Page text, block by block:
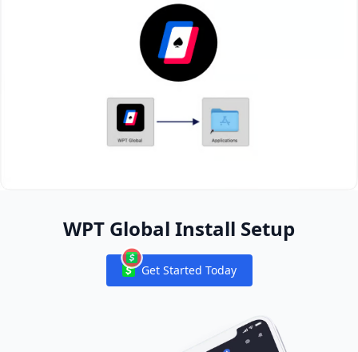
WPT Global Install Setup
Notifications
Get Started Today